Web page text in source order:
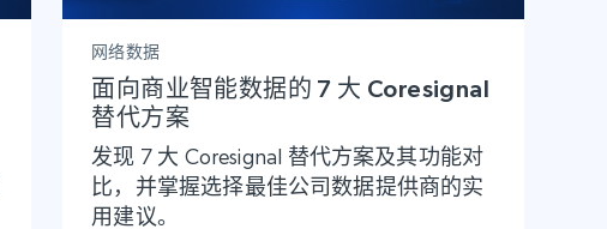
网络数据
面向商业智能数据的 7 大 Coresignal
替代方案
发现 7 大 Coresignal 替代方案及其功能对
比，并掌握选择最佳公司数据提供商的实
用建议。